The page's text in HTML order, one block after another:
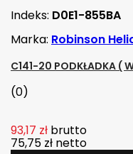
Indeks: D0E1-855BA
Marka: Robinson
C141-20 PODKŁADKA (
(0)
93,17 zł brutto
75,75 zł netto